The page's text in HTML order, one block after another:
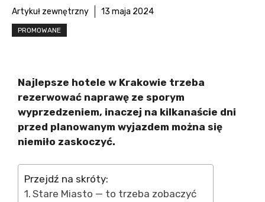
Artykuł zewnętrzny 13 maja 2024
PROMOWANE
Najlepsze hotele w Krakowie trzeba
rezerwować naprawę ze sporym
wyprzedzeniem, inaczej na kilkanaście dni
przed planowanym wyjazdem można się
niemiło zaskoczyć.
Przejdź na skróty:
Stare Miasto — to trzeba zobaczyć